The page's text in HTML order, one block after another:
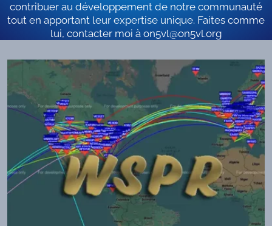
contribuer au développement de notre communauté
tout en apportant leur expertise unique. Faites comme
lui, contacter moi à on5vl@on5vl.org